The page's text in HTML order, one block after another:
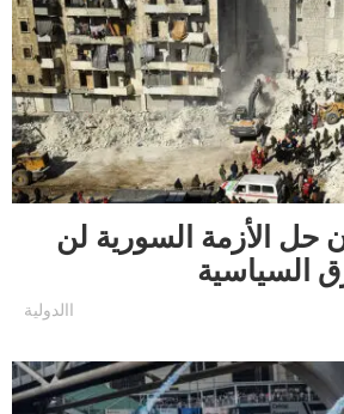
حل الأزمة السورية لن
السياسية
االدولية